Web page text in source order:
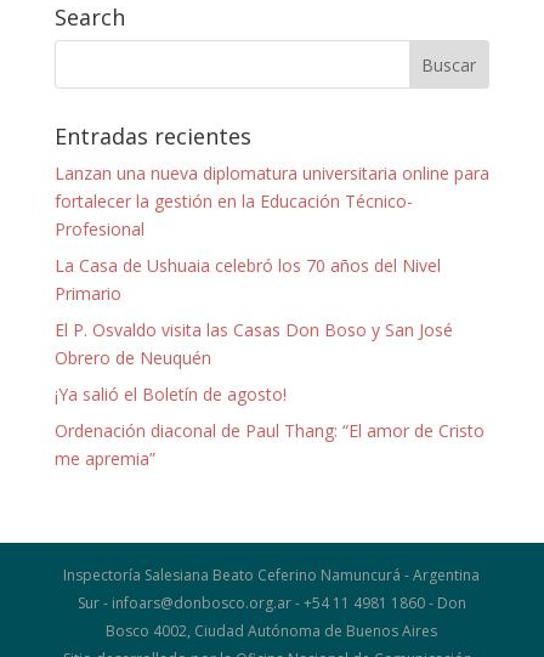
Search
Entradas recientes
Lanzan una nueva diplomatura universitaria online para
fortalecer la gestión en la Educación Técnico-
Profesional
La Casa de Ushuaia celebró los 70 años del Nivel
Primario
El P. Osvaldo visita las Casas Don Boso y San José
Obrero de Neuquén
¡Ya salió el Boletín de agosto!
Ordenación diaconal de Paul Thang: “El amor de Cristo
me apremia”
Inspectoría Salesiana Beato Ceferino Namuncurá - Argentina
Sur - infoars@donbosco.org.ar - +54 11 4981 1860 - Don
Bosco 4002, Ciudad Autónoma de Buenos Aires